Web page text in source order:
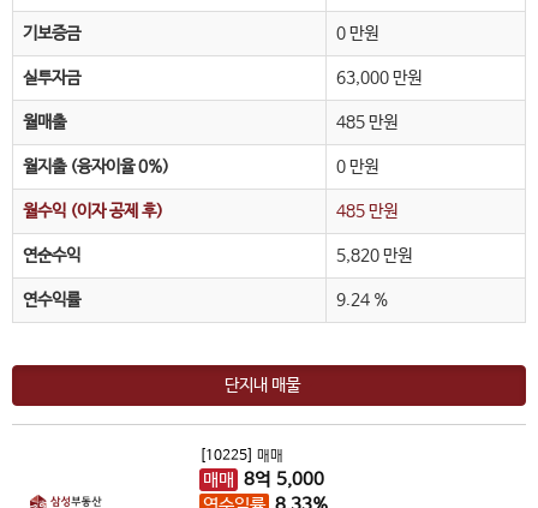
기보증금 0 만원
실투자금 63,000 만원
월매출 485 만원
월지출 (융자이율 0%) 0 만원
월수익 (이자 공제 후) 485 만원
연순수익 5,820 만원
연수익률 9.24 %
단지내 매물
[10225] 매매
매매 8억 5,000